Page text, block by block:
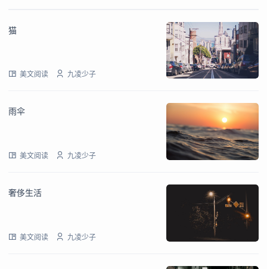
猫
美文阅读 九凌少子
雨伞
美文阅读 九凌少子
奢侈生活
美文阅读 九凌少子